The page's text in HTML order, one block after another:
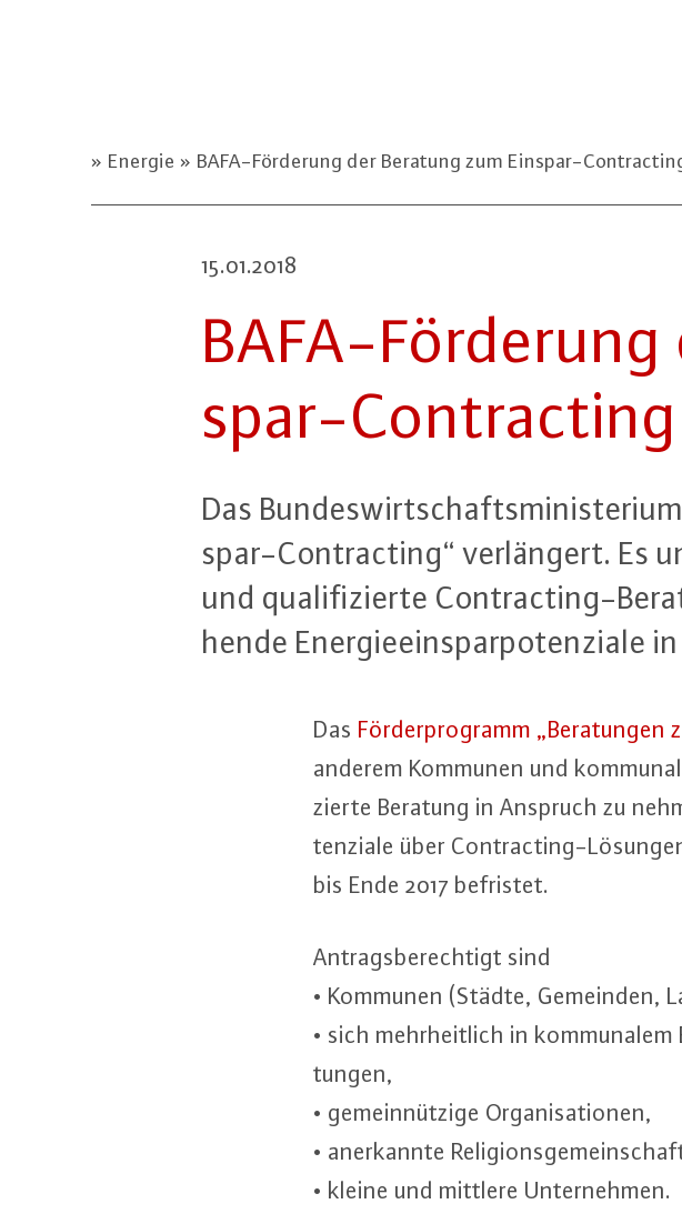
Energie BAFA-Förderung der Beratung zum Einspar-
15.01.2018
BA­FA-
spar-
Das
spar-Contrac­ting“ ver­län­gert. Es
und qua­li­fi­zier­te Contrac­ting-
hen­de En­er­gie­ein­spar­po­ten­zia­le
Das För­der­pro­gramm „Be­ra­tun­gen
anderem Kommunen und
zier­te Beratung in Anspruch zu
ten­zia­le über Contrac­ting-
bis Ende 2017 befristet.
An­trags­be­rech­tigt sind
• Kommunen (Städte, Gemeinden,
• sich mehr­heit­lich in
tun­gen,
• ge­mein­nüt­zi­ge Or­ga­ni­sa­tio­nen,
• an­er­kann­te
• kleine und mittlere Un­ter­neh­men.